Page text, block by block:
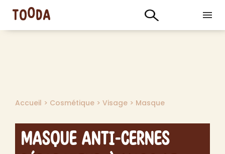
Accueil > Cosmétique > Visage > Masque
Masque Anti-Cernes